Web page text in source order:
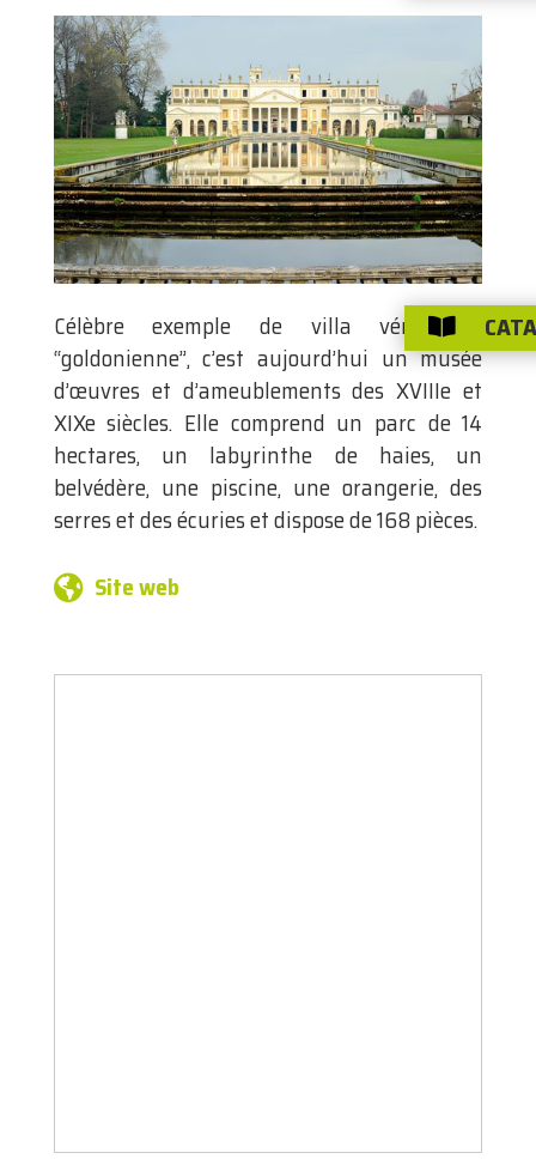
Célèbre exemple de villa vénitienne
“goldonienne”, c’est aujourd’hui un musée
d’œuvres et d’ameublements des XVIIIe et
XIXe siècles. Elle comprend un parc de 14
hectares, un labyrinthe de haies, un
belvédère, une piscine, une orangerie, des
serres et des écuries et dispose de 168 pièces.
Site web
